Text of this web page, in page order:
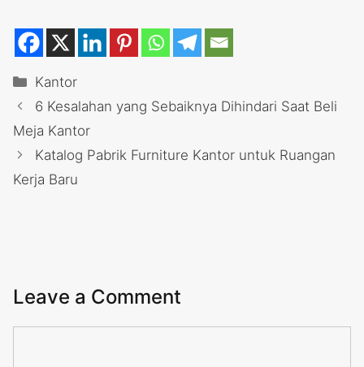
Categories
Kantor
6 Kesalahan yang Sebaiknya Dihindari Saat Beli
Meja Kantor
Katalog Pabrik Furniture Kantor untuk Ruangan
Kerja Baru
Leave a Comment